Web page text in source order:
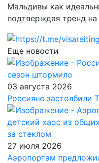
Мальдивы как
подтверждая тренд
Еще новости
03 августа 2026
Россияне застолбили
27 июля 2026
Аэропортам